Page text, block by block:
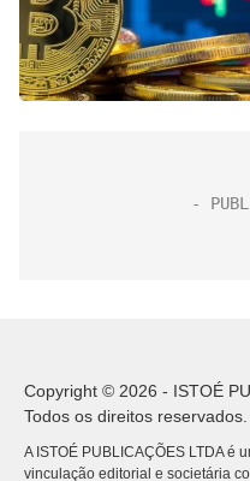
Copyright © 2026 - ISTOÉ
Todos os direitos reservados.
A ISTOÉ PUBLICAÇÕES LTDA é
vinculação editorial e societária